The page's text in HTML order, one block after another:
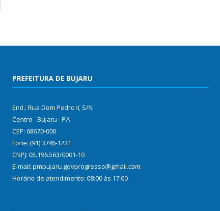
PREFEITURA DE BUJARU
End.: Rua Dom Pedro II, S/N
Centro - Bujaru - PA
CEP: 68670-000
Fone: (91) 3746-1221
CNPJ: 05.196.563/0001-10
E-mail: pmbujaru.govprogresso@gmail.com
Horário de atendimento: 08:00 às 17:00